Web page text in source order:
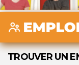
TROUVER UN